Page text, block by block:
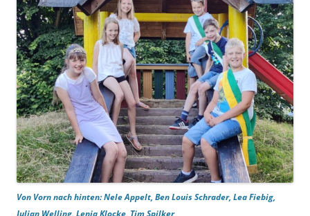
Von Vorn nach hinten: Nele Appelt, Ben Louis Schrader, Lea Fiebig,